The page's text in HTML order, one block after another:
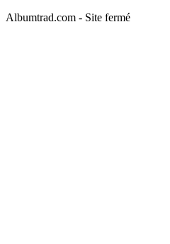
Albumtrad.com - Site fermé